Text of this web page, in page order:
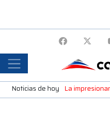
Noticias de hoy La